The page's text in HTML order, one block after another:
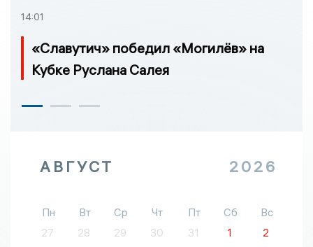
14:01
«Славутич» победил «Могилёв» на
Кубке Руслана Салея
АВГУСТ 2026
Пн Вт Ср Чт Пт Сб
Вс
27
28 29 30 31 1
2